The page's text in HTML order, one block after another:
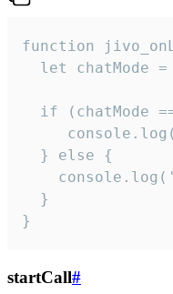
function
let chatMode =
if (chatMode
  } else {
  }
}
startCall#